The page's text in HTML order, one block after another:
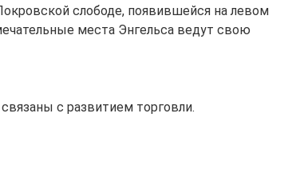
слободе, появившейся на левом
места Энгельса ведут свою
с развитием торговли.